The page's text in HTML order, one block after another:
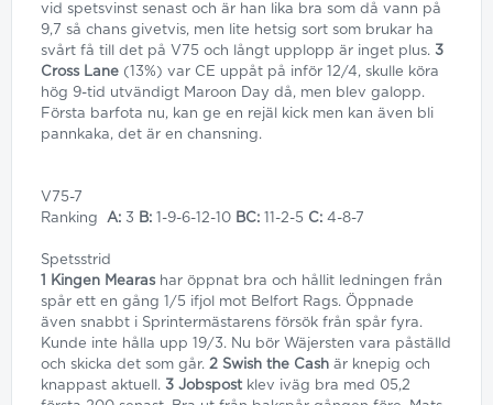
vid spetsvinst senast och är han lika bra som då vann på
9,7 så chans givetvis, men lite hetsig sort som brukar ha
svårt få till det på V75 och långt upplopp är inget plus. 3
Cross Lane (13%) var CE uppåt på inför 12/4, skulle köra
hög 9-tid utvändigt Maroon Day då, men blev galopp.
Första barfota nu, kan ge en rejäl kick men kan även bli
pannkaka, det är en chansning.
V75-7
Ranking A: 3 B: 1-9-6-12-10 BC: 11-2-5 C: 4-8-7
Spetsstrid
1 Kingen Mearashar öppnat bra och hållit ledningen från
spår ett en gång 1/5 ifjol mot Belfort Rags. Öppnade
även snabbt i Sprintermästarens försök från spår fyra.
Kunde inte hålla upp 19/3. Nu bör Wäjersten vara påställd
och skicka det som går. 2 Swish the Cash är knepig och
knappast aktuell. 3 Jobspost klev iväg bra med 05,2